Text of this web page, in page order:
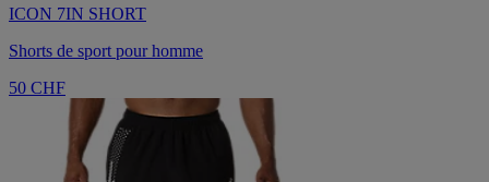
ICON 7IN SHORT
Shorts de sport pour homme
50 CHF